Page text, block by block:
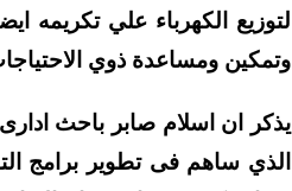
لتوزيع الكهرباء علي تكريمه
وتمكين ومساعدة ذوي
يذكر ان اسلام صابر باحث ادارى
الذي ساهم فى تطوير برامج